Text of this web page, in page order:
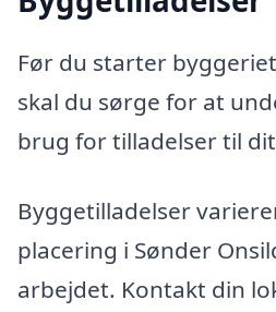
Før du starter
skal du sørge for at
brug for tilladelser til
Byggetilladelser
placering i Sønder
arbejdet. Kontakt din